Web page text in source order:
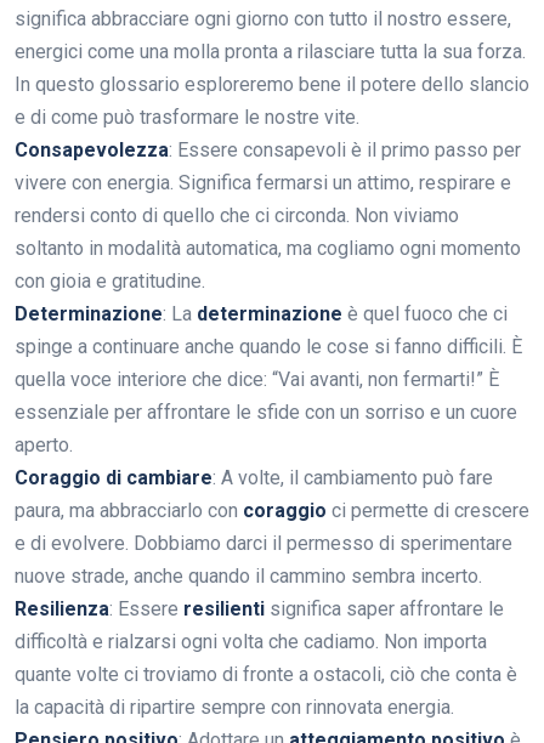
significa abbracciare ogni giorno con tutto il nostro essere,
energici come una molla pronta a rilasciare tutta la sua forza.
In questo glossario esploreremo bene il potere dello slancio
e di come può trasformare le nostre vite.
Consapevolezza: Essere consapevoli è il primo passo per
vivere con energia. Significa fermarsi un attimo, respirare e
rendersi conto di quello che ci circonda. Non viviamo
soltanto in modalità automatica, ma cogliamo ogni momento
con gioia e gratitudine.
Determinazione: La determinazione è quel fuoco che ci
spinge a continuare anche quando le cose si fanno difficili. È
quella voce interiore che dice: “Vai avanti, non fermarti!” È
essenziale per affrontare le sfide con un sorriso e un cuore
aperto.
Coraggio di cambiare: A volte, il cambiamento può fare
paura, ma abbracciarlo con coraggio ci permette di crescere
e di evolvere. Dobbiamo darci il permesso di sperimentare
nuove strade, anche quando il cammino sembra incerto.
Resilienza: Essere resilienti significa saper affrontare le
difficoltà e rialzarsi ogni volta che cadiamo. Non importa
quante volte ci troviamo di fronte a ostacoli, ciò che conta è
la capacità di ripartire sempre con rinnovata energia.